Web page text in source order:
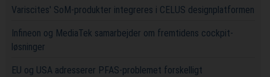
Variscites' SoM-produkter integreres i CELUS designplatformen
Infineon og MediaTek samarbejder om fremtidens cockpit-
løsninger
EU og USA adresserer PFAS-problemet forskelligt